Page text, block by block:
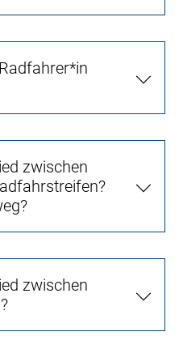
zwischen
zwischen